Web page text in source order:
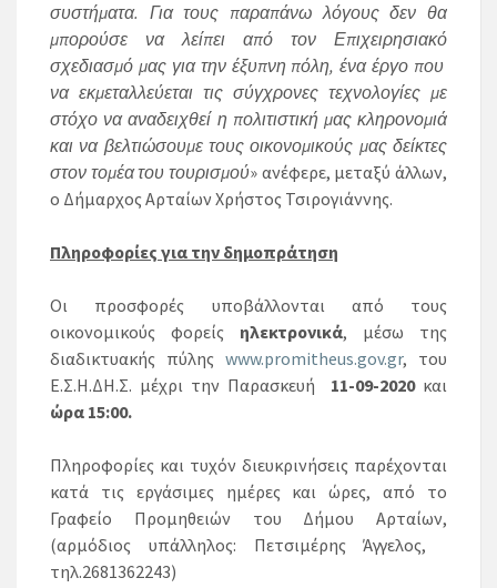
συστήματα. Για τους παραπάνω λόγους δεν θα
μπορούσε να λείπει από τον Επιχειρησιακό
σχεδιασμό μας για την έξυπνη πόλη, ένα έργο που
να εκμεταλλεύεται τις σύγχρονες τεχνολογίες με
στόχο να αναδειχθεί η πολιτιστική μας κληρονομιά
και να βελτιώσουμε τους οικονομικούς μας δείκτες
στον τομέα του τουρισμού» ανέφερε, μεταξύ άλλων,
ο Δήμαρχος Αρταίων Χρήστος Τσιρογιάννης.
Πληροφορίες για την δημοπράτηση
Οι προσφορές υποβάλλονται από τους
οικονομικούς φορείς ηλεκτρονικά, μέσω της
διαδικτυακής πύλης www.promitheus.gov.gr, του
Ε.Σ.Η.ΔΗ.Σ. μέχρι την Παρασκευή 11-09-2020και
ώρα 15:00.
Πληροφορίες και τυχόν διευκρινήσεις παρέχονται
κατά τις εργάσιμες ημέρες και ώρες, από το
Γραφείο Προμηθειών του Δήμου Αρταίων,
(αρμόδιος υπάλληλος: Πετσιμέρης Άγγελος,
τηλ.2681362243)